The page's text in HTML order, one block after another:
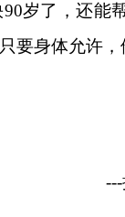
岁了，还能
要身体允许，
---